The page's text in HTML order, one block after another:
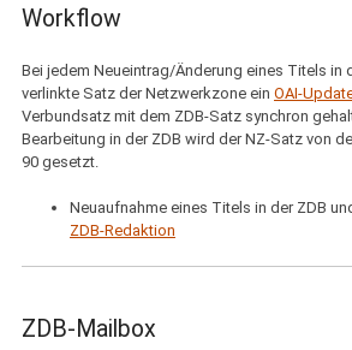
Workflow
Bei jedem Neueintrag/Änderung eines Titels in
verlinkte Satz der Netzwerkzone ein OAI-
Verbundsatz mit dem ZDB-Satz synchron
Bearbeitung in der ZDB wird der NZ-Satz von
90 gesetzt.
Neuaufnahme eines Titels in der ZDB
ZDB-Redaktion
ZDB-Mailbox